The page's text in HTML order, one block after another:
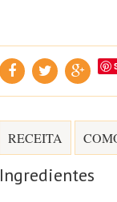
RECEITA
Ingredientes